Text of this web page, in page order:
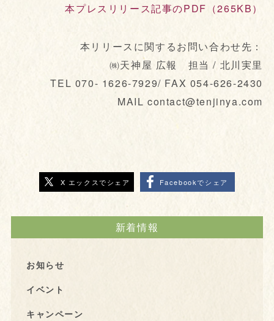
本プレスリリース記事のPDF（265KB）
本リリースに関するお問い合わせ先：
㈱天神屋 広報 担当 / 北川実里
TEL 070- 1626-7929/ FAX 054-626-2430
MAIL contact@tenjinya.com
X エックスでシェア Facebookでシェア
新着情報
お知らせ
イベント
キャンペーン